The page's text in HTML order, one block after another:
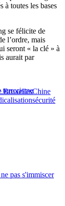
à toutes les bases
se félicite de
l’ordre, mais
seront « la clé » à
aurait par
terrorisme
BruxellesChine
sécurité
pas s'immiscer